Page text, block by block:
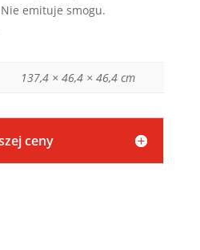
emituje smogu.
137,4 × 46,4 × 46,4 cm
ceny